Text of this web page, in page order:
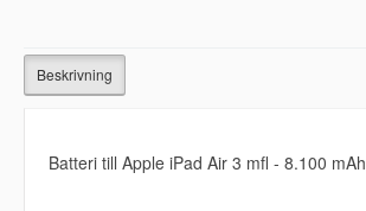
Beskrivning
Batteri till Apple iPad Air 3 mfl - 8.100 mAh